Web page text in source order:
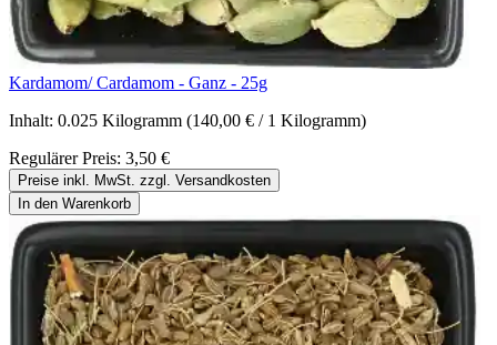
Kardamom/ Cardamom - Ganz - 25g
Inhalt: 0.025 Kilogramm (140,00 € / 1 Kilogramm)
Regulärer Preis: 3,50 €
Preise inkl. MwSt. zzgl. Versandkosten
In den Warenkorb